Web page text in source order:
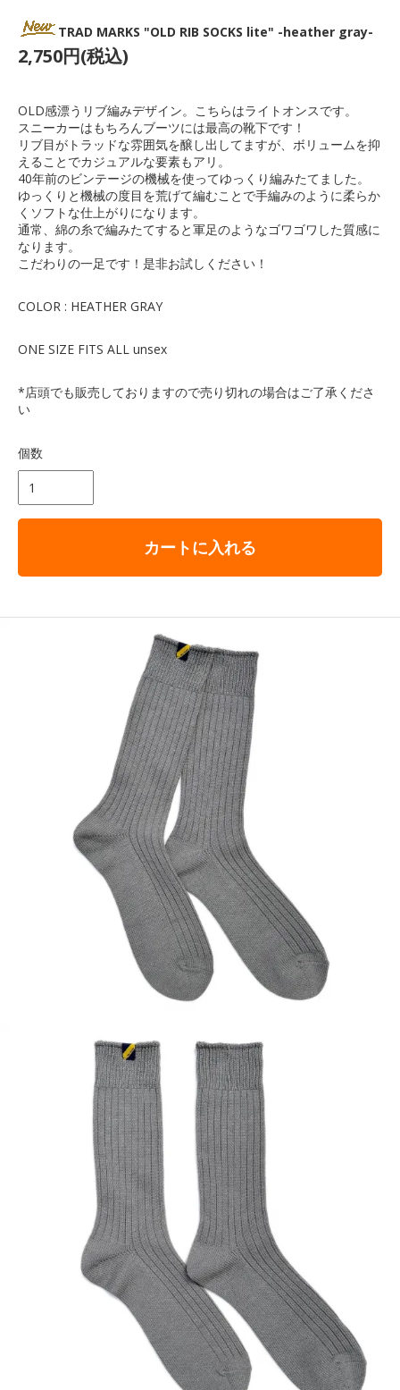
TRAD MARKS "OLD RIB SOCKS lite" -heather gray-
2,750円(税込)
OLD感漂うリブ編みデザイン。こちらはライトオンスです。
スニーカーはもちろんブーツには最高の靴下です！
リブ目がトラッドな雰囲気を醸し出してますが、ボリュームを抑
えることでカジュアルな要素もアリ。
40年前のビンテージの機械を使ってゆっくり編みたてました。
ゆっくりと機械の度目を荒げて編むことで手編みのように柔らか
くソフトな仕上がりになります。
通常、綿の糸で編みたてすると軍足のようなゴワゴワした質感に
なります。
こだわりの一足です！是非お試しください！
COLOR : HEATHER GRAY
ONE SIZE FITS ALL unsex
*店頭でも販売しておりますので売り切れの場合はご了承くださ
い
個数
カートに入れる